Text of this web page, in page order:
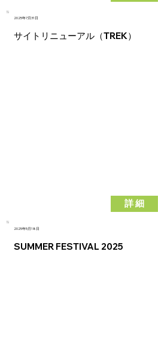
2025年7月31日
サイトリニューアル（TREK）
詳 細
2025年5月18日
SUMMER FESTIVAL 2025